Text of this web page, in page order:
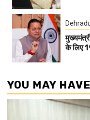
के लिए
YOU MAY